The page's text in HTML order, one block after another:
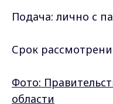
Подача: лично с
Срок
Фото:
области